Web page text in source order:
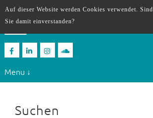
Menu ↓
Suchen
Auf dieser Website werden Cookies verwendet. Sind
Sie damit einverstanden?